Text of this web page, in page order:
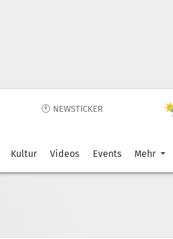
🕙 NEWSTICKER
Kultur Videos Events Mehr